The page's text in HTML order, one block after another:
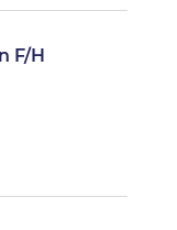
F/H